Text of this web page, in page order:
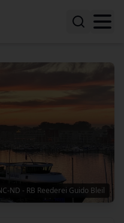
ND - RB Reederei Guido Bleil